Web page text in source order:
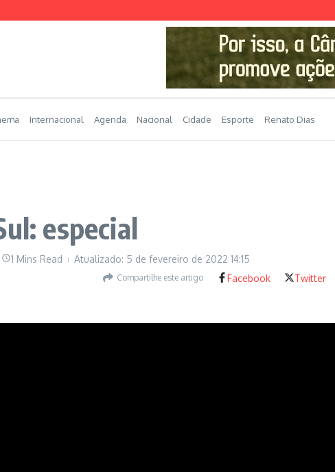
Internacional Agenda Nacional Cidade Esporte Renato Dias
especial
1 Mins Read Atualizado: 5 de fevereiro de 2022 14:15
Compartilhe este artigo Facebook Twitter